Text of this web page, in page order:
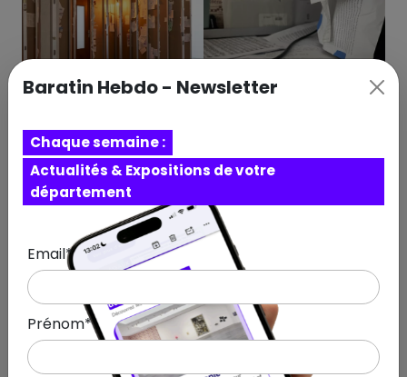
Baratin Hebdo - Newsletter
Chaque semaine :
Actualités & Expositions de votre
département
Email*
Prénom*